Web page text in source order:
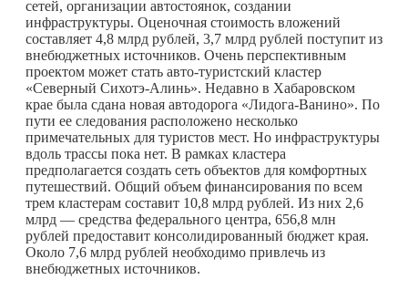
сетей, организации автостоянок, создании
инфраструктуры. Оценочная стоимость вложений
составляет 4,8 млрд рублей, 3,7 млрд рублей поступит из
внебюджетных источников. Очень перспективным
проектом может стать авто-туристский кластер
«Северный Сихотэ-Алинь». Недавно в Хабаровском
крае была сдана новая автодорога «Лидога-Ванино». По
пути ее следования расположено несколько
примечательных для туристов мест. Но инфраструктуры
вдоль трассы пока нет. В рамках кластера
предполагается создать сеть объектов для комфортных
путешествий. Общий объем финансирования по всем
трем кластерам составит 10,8 млрд рублей. Из них 2,6
млрд — средства федерального центра, 656,8 млн
рублей предоставит консолидированный бюджет края.
Около 7,6 млрд рублей необходимо привлечь из
внебюджетных источников.